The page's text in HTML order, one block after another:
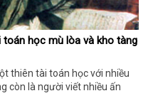
toán học mù lòa và kho tàng
thiên tài toán học với nhiều
còn là người viết nhiều ấn